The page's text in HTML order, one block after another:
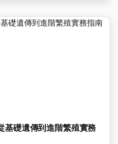
基礎遺傳到進階繁殖實務